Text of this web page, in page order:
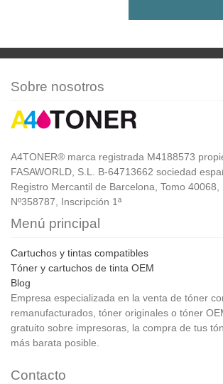
Sobre nosotros
A4TONER® marca registrada M4188573
FASAWORLD, S.L. B-64713662 sociedad
Registro Mercantil de Barcelona, Tomo 40068,
Nº358787, Inscripción 1ª
Menú principal
Cartuchos y tintas compatibles
Tóner y cartuchos de tinta OEM
Blog
Empresa especializada en la venta de tóner
remanufacturados, tóner originales o tóner
gratuito sobre impresoras, la compra de tus
más barata posible.
Contacto